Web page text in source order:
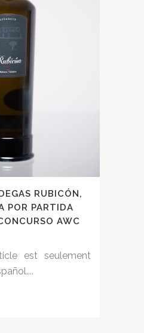
RUBICÓN,
POR PARTIDA
AWC
est seulement